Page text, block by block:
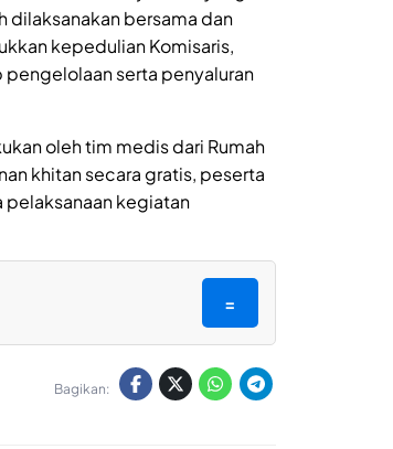
dilaksanakan bersama dan
kepedulian Komisaris,
pengelolaan serta penyaluran
oleh tim medis dari Rumah
khitan secara gratis, peserta
kegiatan
=
Bagikan: